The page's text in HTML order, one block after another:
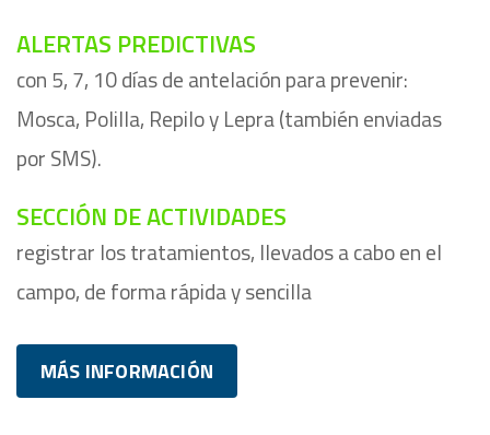
ALERTAS PREDICTIVAS
con 5, 7, 10 días de antelación para prevenir:
Mosca, Polilla, Repilo y Lepra (también enviadas
por SMS).
SECCIÓN DE ACTIVIDADES
registrar los tratamientos, llevados a cabo en el
campo, de forma rápida y sencilla
MÁS INFORMACIÓN